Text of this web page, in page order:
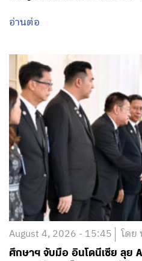
อ่านต่อ
August 4, 2026 - 15:45 โดย
ศึกษาฯ จับมือ อินโดนีเซีย ลุย